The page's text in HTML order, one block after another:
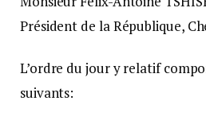
Président de la République,
L’ordre du jour y relatif
suivants: